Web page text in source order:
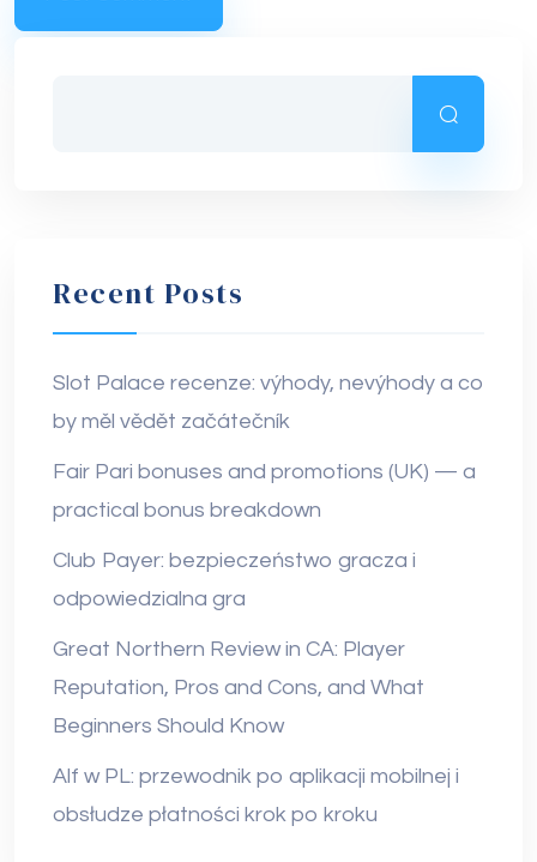
Recent Posts
Slot Palace recenze: výhody, nevýhody a co
by měl vědět začátečník
Fair Pari bonuses and promotions (UK) — a
practical bonus breakdown
Club Payer: bezpieczeństwo gracza i
odpowiedzialna gra
Great Northern Review in CA: Player
Reputation, Pros and Cons, and What
Beginners Should Know
Alf w PL: przewodnik po aplikacji mobilnej i
obsłudze płatności krok po kroku